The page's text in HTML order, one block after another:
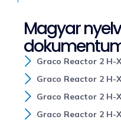
Magyar
Graco Reactor 2 H-
Graco Reactor 2 H-
Graco Reactor 2 H-
Graco Reactor 2 H-